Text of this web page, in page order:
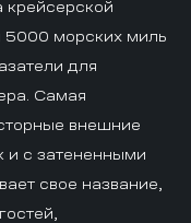
крейсерской
5000 морских миль
для
Самая
внешние
и с затененными
свое название,